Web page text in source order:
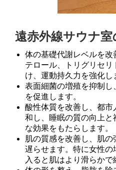
遠赤外線サウナ室
体の基礎代謝レベルを改
テロール、トリグリセリ
け、運動持久力を強化し
表面細菌の増殖を抑制
を促進します。
酸性体質を改善し、都
和し、睡眠の質の向上と
な効果をもたらします。
肌の質感を改善し、肌
遅らせます。特に女性の
入ると肌はより滑らかで